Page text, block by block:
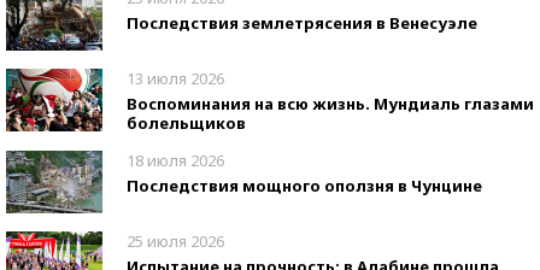
Последствия землетрясения в Венесуэле
13 июля 2026
Воспоминания на всю жизнь. Мундиаль глазами
болельщиков
18 июля 2026
Последствия мощного оползня в Чунцине
25 июля 2026